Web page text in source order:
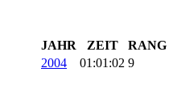
JAHR ZEIT RANG
2004
01:01:02 9